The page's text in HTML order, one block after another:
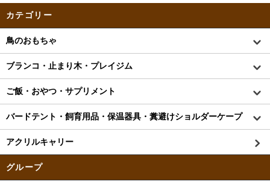
カテゴリー
鳥のおもちゃ
ブランコ・止まり木・プレイジム
ご飯・おやつ・サプリメント
バードテント・飼育用品・保温器具・糞避けショルダーケープ
アクリルキャリー
グループ